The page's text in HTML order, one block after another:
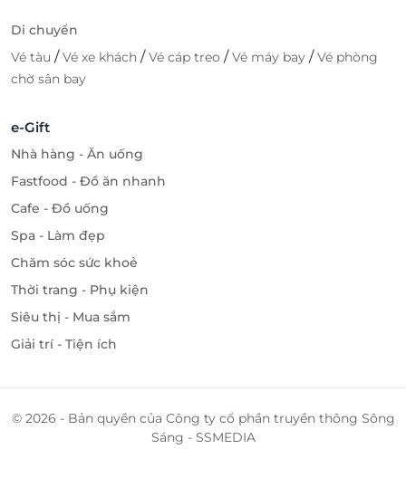
Di chuyển
Vé tàu /Vé xe khách /Vé cáp treo /Vé máy bay /Vé phòng
chờ sân bay
e-Gift
Nhà hàng - Ăn uống
Fastfood - Đồ ăn nhanh
Cafe - Đồ uống
Spa - Làm đẹp
Chăm sóc sức khoẻ
Thời trang - Phụ kiện
Siêu thị - Mua sắm
Giải trí - Tiện ích
© 2026 - Bản quyền của Công ty cổ phần truyền thông Sông
Sáng - SSMEDIA